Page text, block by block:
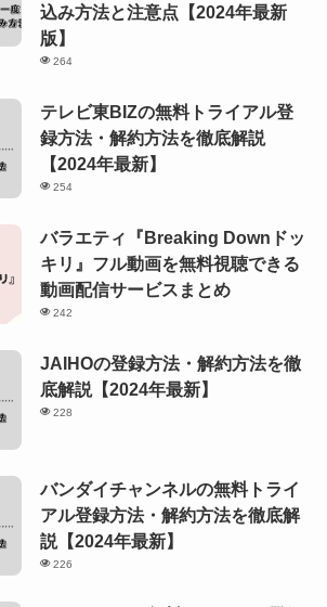
込み方法と注意点【2024年最新
版】
264
テレビ東BIZの無料トライアル登
録方法・解約方法を徹底解説
【2024年最新】
254
バラエティ『Breaking Downドッ
キリ』フル動画を無料視聴できる
動画配信サービスまとめ
242
JAIHOの登録方法・解約方法を徹
底解説【2024年最新】
228
バンダイチャンネルの無料トライ
アル登録方法・解約方法を徹底解
説【2024年最新】
226